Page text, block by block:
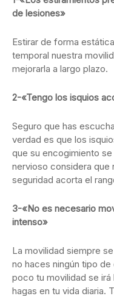
de lesiones»
Estirar de forma
temporal nuestra
mejorarla a largo plazo.
2-«Tengo los isquios
Seguro que has
verdad es que los
que su encogimiento
nervioso considera que
seguridad acorta el
3-«No es necesario
intenso»
La movilidad siempre
no haces ningún tipo
poco tu movilidad se
hagas en tu vida diaria.